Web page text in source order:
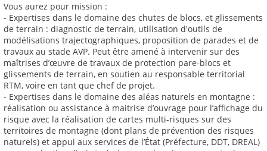
Vous aurez pour mission :
- Expertises dans le domaine des chutes de blocs, et glissements
de terrain : diagnostic de terrain, utilisation d'outils de
modélisations trajectographiques, proposition de parades et de
travaux au stade AVP. Peut être amené à intervenir sur des
maîtrises d’œuvre de travaux de protection pare-blocs et
glissements de terrain, en soutien au responsable territorial
RTM, voire en tant que chef de projet.
- Expertises dans le domaine des aléas naturels en montagne :
réalisation ou assistance à maitrise d’ouvrage pour l’affichage du
risque avec la réalisation de cartes multi-risques sur des
territoires de montagne (dont plans de prévention des risques
naturels) et appui aux services de l’État (Préfecture, DDT, DREAL)